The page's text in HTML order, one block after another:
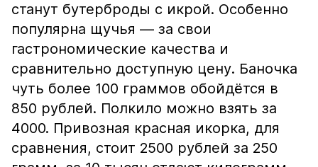
станут бутерброды с икрой. Особенно
популярна щучья — за свои
гастрономические качества и
сравнительно доступную цену. Баночка
чуть более 100 граммов обойдётся в
850 рублей. Полкило можно взять за
4000. Привозная красная икорка, для
сравнения, стоит 2500 рублей за 250